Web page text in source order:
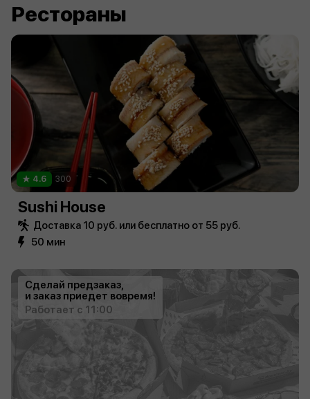
Рестораны
4.6 300
Sushi House
Доставка 10 руб. или бесплатно от 55 руб.
50 мин
Сделай предзаказ,
и заказ приедет вовремя!
Работает с 11:00